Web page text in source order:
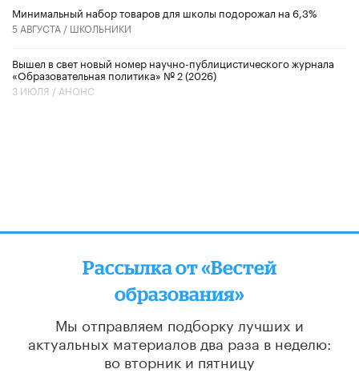
Минимальный набор товаров для школы подорожал на 6,3%
5 АВГУСТА / ШКОЛЬНИКИ
Вышел в свет новый номер научно-публицистического журнала
«Образовательная политика» № 2 (2026)
3 ИЮЛЯ / АНОНС
Рассылка от «Вестей
образования»
Мы отправляем подборку лучших и
актуальных материалов два раза в неделю:
во вторник и пятницу